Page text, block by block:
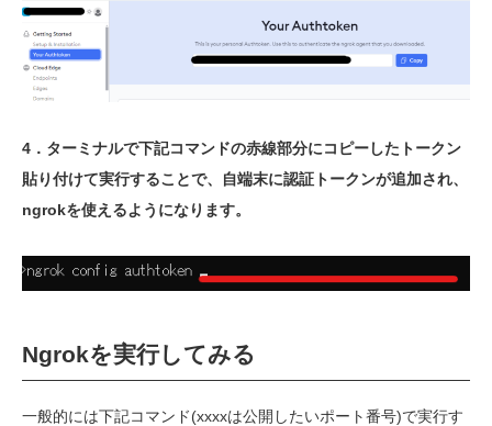
4．ターミナルで下記コマンドの赤線部分にコピーしたトークン
貼り付けて実行することで、自端末に認証トークンが追加され、
ngrokを使えるようになります。
Ngrokを実行してみる
一般的には下記コマンド(xxxxは公開したいポート番号)で実行す